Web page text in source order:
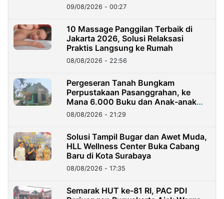
09/08/2026 - 00:27
10 Massage Panggilan Terbaik di
Jakarta 2026, Solusi Relaksasi
Praktis Langsung ke Rumah
08/08/2026 - 22:56
Pergeseran Tanah Bungkam
Perpustakaan Pasanggrahan, ke
Mana 6.000 Buku dan Anak-anak
Kini?
08/08/2026 - 21:29
Solusi Tampil Bugar dan Awet Muda,
HLL Wellness Center Buka Cabang
Baru di Kota Surabaya
08/08/2026 - 17:35
Semarak HUT ke-81 RI, PAC PDI